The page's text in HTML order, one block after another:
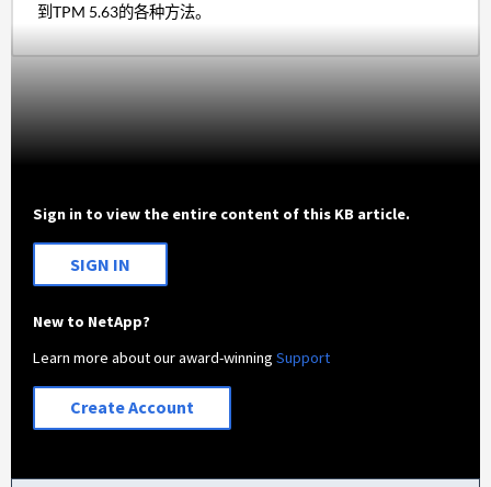
到TPM 5.63的各种方法。
Sign in to view the entire content of this KB article.
SIGN IN
New to NetApp?
Learn more about our award-winningSupport
Create Account